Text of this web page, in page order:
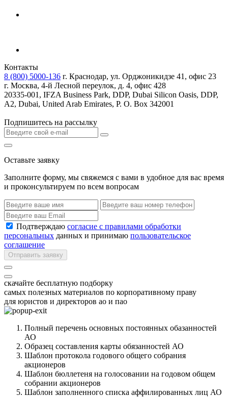
Контакты
8 (800) 5000-136 г. Краснодар, ул. Орджоникидзе 41, офис 23
г. Москва, 4-й Лесной переулок, д. 4, офис 428
20335-001, IFZA Business Park, DDP, Dubai Silicon Oasis, DDP,
A2, Dubai, United Arab Emirates, P. O. Box 342001
Подпишитесь на рассылку
Оставьте заявку
Заполните форму, мы свяжемся с вами в удобное для вас время
и проконсультируем по всем вопросам
Подтверждаю согласие с правилами обработки
персональных данных и принимаю пользовательское
соглашение
Отправить заявку
скачайте бесплатную подборку
самых полезных материалов по корпоративному праву
для юристов и директоров ао и пао
Полный перечень основных постоянных обазанностей
АО
Образец составления карты обязанностей АО
Шаблон протокола годового общего собрания
акционеров
Шаблон бюллетеня на голосовании на годовом общем
собрании акционеров
Шаблон заполненного списка аффилированных лиц АО